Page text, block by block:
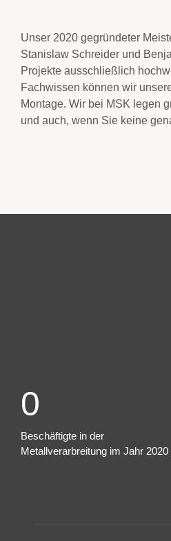
Unser 2020 gegründeter
Stanislaw Schreider und
Projekte ausschließlich
Fachwissen können wir
Montage. Wir bei MSK legen
und auch, wenn Sie keine
0
Beschäftigte in der
Metallverarbreitung im Jahr 2020